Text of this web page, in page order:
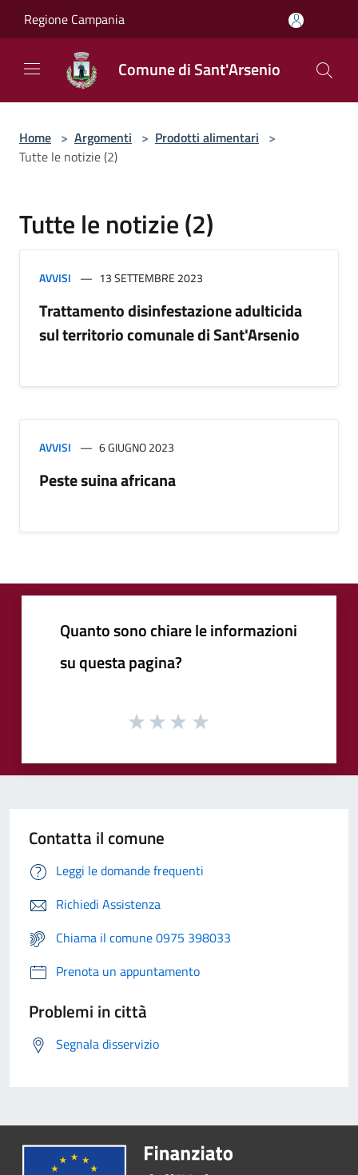
Regione Campania
Comune di Sant'Arsenio
Home > Argomenti > Prodotti alimentari >
Tutte le notizie (2)
Tutte le notizie (2)
AVVISI 13 SETTEMBRE 2023
Trattamento disinfestazione adulticida
sul territorio comunale di Sant'Arsenio
AVVISI 6 GIUGNO 2023
Peste suina africana
Quanto sono chiare le informazioni
su questa pagina?
Contatta il comune
Leggi le domande frequenti
Richiedi Assistenza
Chiama il comune 0975 398033
Prenota un appuntamento
Problemi in città
Segnala disservizio